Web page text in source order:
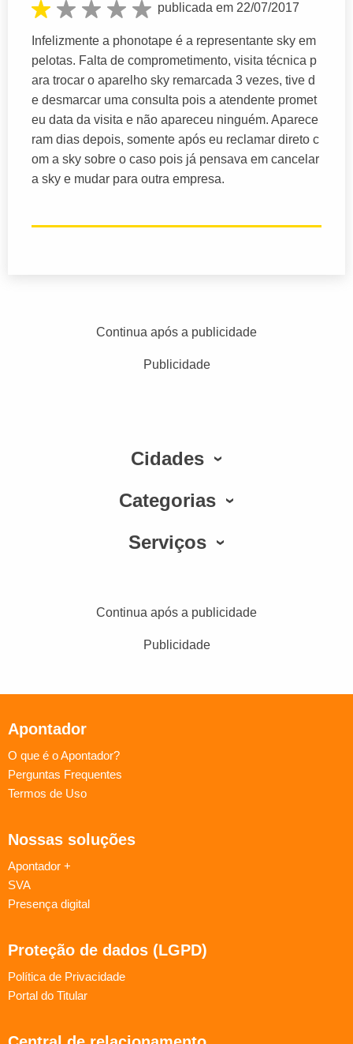
publicada em 22/07/2017
Infelizmente a phonotape é a representante sky em
pelotas. Falta de comprometimento, visita técnica p
ara trocar o aparelho sky remarcada 3 vezes, tive d
e desmarcar uma consulta pois a atendente promet
eu data da visita e não apareceu ninguém. Aparece
ram dias depois, somente após eu reclamar direto c
om a sky sobre o caso pois já pensava em cancelar
a sky e mudar para outra empresa.
Continua após a publicidade
Publicidade
Cidades
Categorias
Serviços
Continua após a publicidade
Publicidade
Apontador
O que é o Apontador?
Perguntas Frequentes
Termos de Uso
Nossas soluções
Apontador +
SVA
Presença digital
Proteção de dados (LGPD)
Política de Privacidade
Portal do Titular